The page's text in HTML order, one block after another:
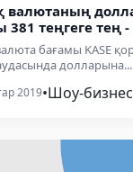
валютаның
381 теңгеге тең
бағамы KASE
долларына...
2019•Шоу-бизнес